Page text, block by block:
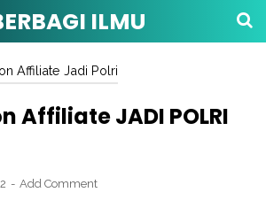
ILMU
Affiliate Jadi Polri
Affiliate JADI POLRI
Add Comment